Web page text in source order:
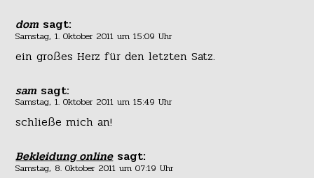
dom sagt:
Samstag, 1. Oktober 2011 um 15:09 Uhr
ein großes Herz für den letzten Satz.
sam sagt:
Samstag, 1. Oktober 2011 um 15:49 Uhr
schließe mich an!
Bekleidung online sagt:
Samstag, 8. Oktober 2011 um 07:19 Uhr